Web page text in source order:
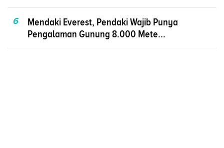
6
Mendaki Everest, Pendaki Wajib Punya
Pengalaman Gunung 8.000 Mete...